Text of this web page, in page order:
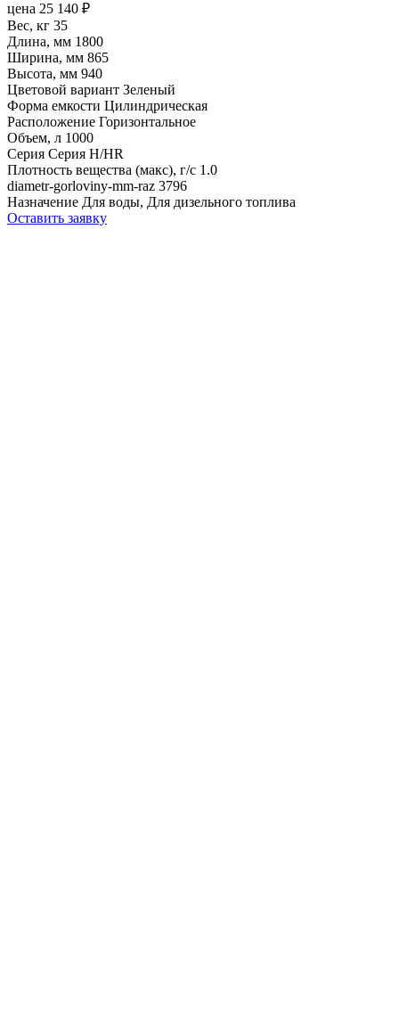
цена 25 140 ₽
Вес, кг 35
Длина, мм 1800
Ширина, мм 865
Высота, мм 940
Цветовой вариант Зеленый
Форма емкости Цилиндрическая
Расположение Горизонтальное
Объем, л 1000
Серия Серия H/HR
Плотность вещества (макс), г/с 1.0
diametr-gorloviny-mm-raz 3796
Назначение Для воды, Для дизельного топлива
Оставить заявку